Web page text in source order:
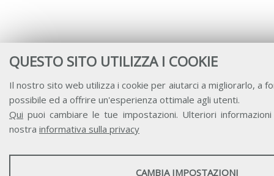
QUESTO SITO UTILIZZA I COOKIE
Il nostro sito web utilizza i cookie per aiutarci a migliorarlo, a
possibile ed a offrire un'esperienza ottimale agli utenti.
Qui puoi cambiare le tue impostazioni. Ulteriori
nostra informativa sulla privacy
STATISTICHE
CAMBIA IMPOSTAZIONI